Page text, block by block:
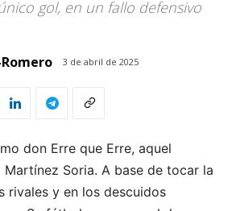
gol, en un fallo defensivo
3 de abril de 2025
don Erre que Erre, aquel
Martínez Soria. A base de tocar la
rivales y en los descuidos